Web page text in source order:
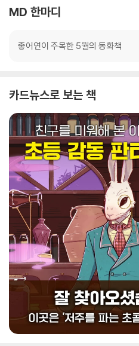
MD 한마디
좋어연이 주목한 5월의 동화책
카드뉴스로 보는 책